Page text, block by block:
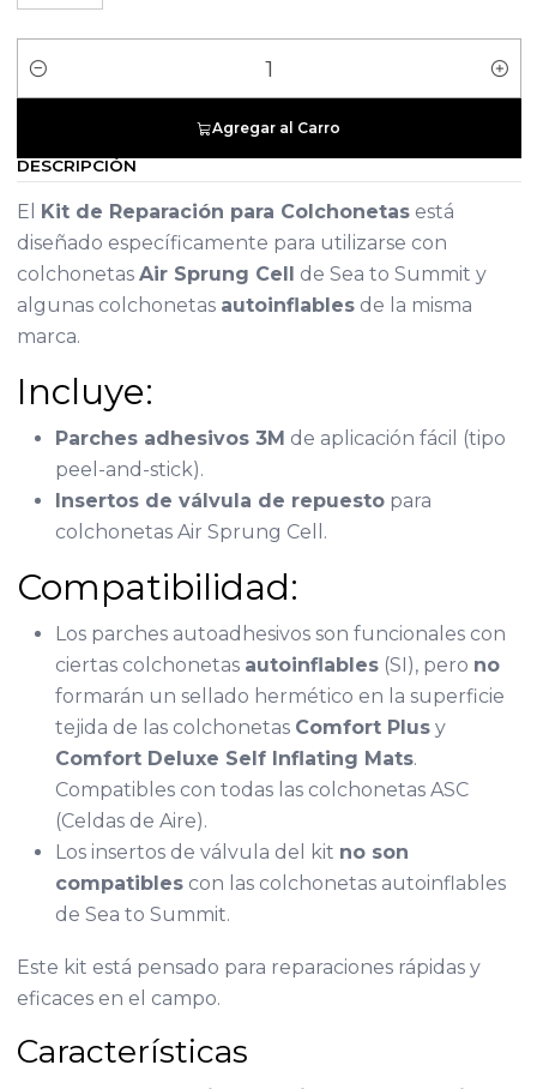
Cantidad
Agregar al Carro
DESCRIPCIÓN
El Kit de Reparación para Colchonetasestá
diseñado específicamente para utilizarse con
colchonetas Air Sprung Cell
de Sea to Summit y
algunas colchonetas autoinflablesde la misma
marca.
Incluye:
Parches adhesivos 3M de aplicación fácil (tipo
peel-and-stick).
Insertos de válvula de repuestopara
colchonetas Air Sprung Cell.
Compatibilidad:
Los parches autoadhesivos son funcionales con
ciertas colchonetas autoinflables(SI), pero no
formarán un sellado hermético en la superficie
tejida de las colchonetas Comfort Plusy
Comfort Deluxe Self Inflating Mats.
Compatibles con todas las colchonetas ASC
(Celdas de Aire).
Los insertos de válvula del kit no son
compatiblescon las colchonetas autoinflables
de Sea to Summit.
Este kit está pensado para reparaciones rápidas y
eficaces en el campo.
Características